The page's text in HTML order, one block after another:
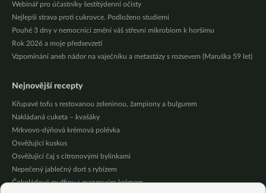
Webinář pro účastníky šestitýdenní očisty
Nejlepší strava proti cukrovce. Podloženo studiemi
Pouhé 3 dny v nemocnici změní váš střevní mikrobiom k horšímu
Rok 2026 a moje předsevzetí
Vzpomínání aneb nádor na vaječníku a metastázy s rozsevem (Maruška 59 let)
Nejnovější recepty
Křupavé tofu s restovanou zeleninou, žampiony a bulgurem
Nakládaná cuketa – kvašáky
Mrkvovo-dýňová krémová polévka
Osvěžující kuskus
Osvěžující čaj s citronovými bylinkami
Nepečený jablečný dort s rybízem
Čokoládové muffiny s mangovým krémem